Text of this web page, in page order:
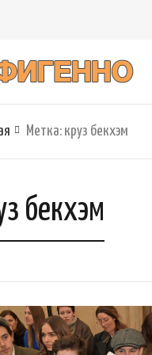
Метка: круз бекхэм
бекхэм